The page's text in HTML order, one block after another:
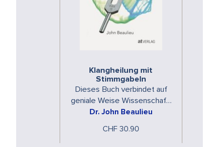
Klangheilung mit
Stimmgabeln
Dieses Buch verbindet auf
geniale Weise Wissenschaft,
Klang und energetisches
Dr. John Beaulieu
CHF 30.90